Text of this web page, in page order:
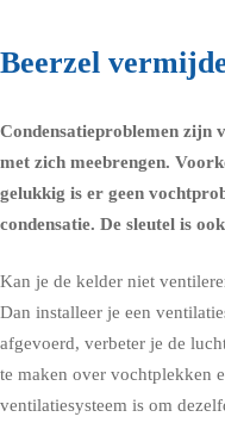
Beerzel
Condensatieproblemen zijn
met zich meebrengen.
gelukkig is er geen
condensatie. De sleutel is
Kan je de kelder niet
Dan installeer je een
afgevoerd, verbeter je de
te maken over vochtplekken
ventilatiesysteem is om